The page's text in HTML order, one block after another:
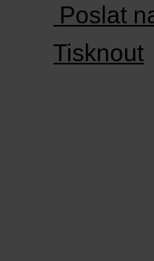
Poslat
Tisknout